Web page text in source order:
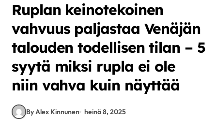
Ruplan keinotekoinen
vahvuus paljastaa Venäjän
talouden todellisen tilan – 5
syytä miksi rupla ei ole
niin vahva kuin näyttää
By Alex Kinnunen heinä 8, 2025